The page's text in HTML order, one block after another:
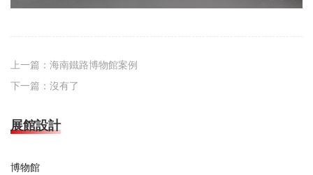
上一篇： 海南鐵路博物館案例
下一篇： 沒有了
展館設計
博物館